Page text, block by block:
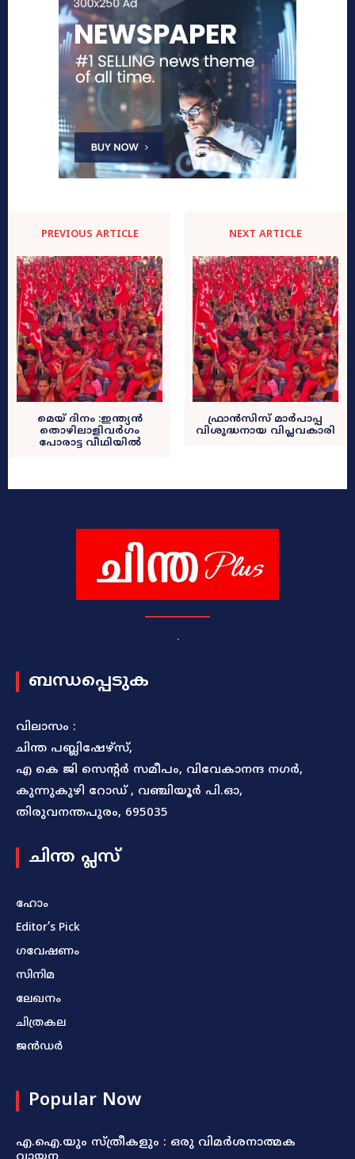
PREVIOUS ARTICLE
മെയ് ദിനം :ഇന്ത്യൻ
തൊഴിലാളിവർഗം
പോരാട്ട വീഥിയിൽ
NEXT ARTICLE
ഫ്രാൻസിസ് മാർപാപ്പ
വിശുദ്ധനായ വിപ്ലവകാരി
.
ബന്ധപ്പെടുക
വിലാസം :
ചിന്ത പബ്ലിഷേഴ്സ്,
എ കെ ജി സെന്റർ സമീപം, വിവേകാനന്ദ നഗർ,
കുന്നുകുഴി റോഡ് , വഞ്ചിയൂർ പി.ഓ,
തിരുവനന്തപുരം, 695035
ചിന്ത പ്ലസ്
ഹോം
Editor’s Pick
ഗവേഷണം
സിനിമ
ലേഖനം
ചിത്രകല
ജൻഡർ
Popular Now
എ.ഐ.യും സ്ത്രീകളും : ഒരു വിമർശനാത്മക